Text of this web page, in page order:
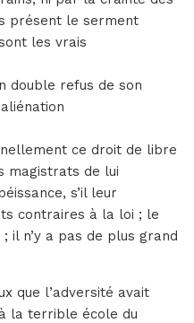
présent le serment
les vrais
double refus de son
ce droit de libre
magistrats de lui
s’il leur
contraires à la loi ; le
; il n’y a pas de plus grand
que l’adversité avait
la terrible école du